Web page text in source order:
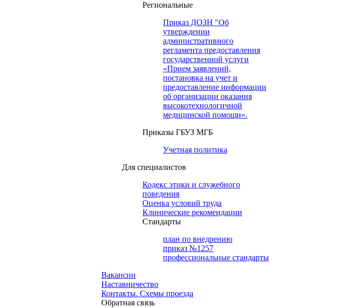
Региональные
Приказ ДОЗН "Об
утверждении
административного
регламента предоставления
государственной услуги
«Прием заявлений,
постановка на учет и
предоставление информации
об организации оказания
высокотехнологичной
медицинской помощи».
Приказы ГБУЗ МГБ
Учетная политика
Для специалистов
Кодекс этики и служебного
поведения
Оценка условий труда
Клинические рекомендации
Cтандарты
план по внедрению
приказ №1257
профессиональные стандарты
Вакансии
Наставничество
Контакты. Схемы проезда
Обратная связь